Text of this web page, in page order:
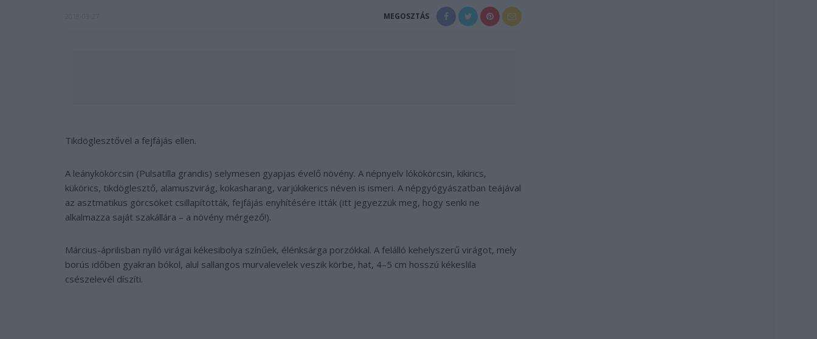
MEGOSZTÁS
Tikdöglesztővel a fejfájás ellen.
A leánykökörcsin (Pulsatilla grandis) selymesen gyapjas évelő növény. A népnyelv lókökörcsin, kikirics,
kükörics, tikdöglesztő, alamuszvirág, kokasharang, varjúkikerics néven is ismeri. A népgyógyászatban teájával
az asztmatikus görcsöket csillapították, fejfájás enyhítésére itták (itt jegyezzük meg, hogy senki ne
alkalmazza saját szakállára – a növény mérgező!).
Március-áprilisban nyíló virágai kékesibolya színűek, élénksárga porzókkal. A felálló kehelyszerű virágot, mely
borús időben gyakran bókol, alul sallangos murvalevelek veszik körbe, hat, 4–5 cm hosszú kékeslila
csészelevél díszíti.